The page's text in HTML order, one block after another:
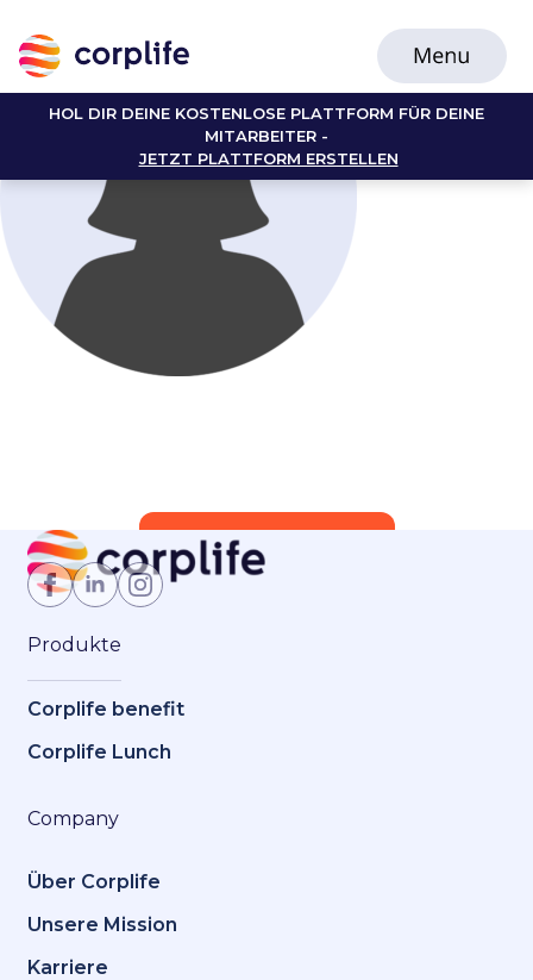
HOL DIR DEINE KOSTENLOSE PLATTFORM FÜR DEINE
MITARBEITER -
JETZT PLATTFORM ERSTELLEN
Jetzt Mitglied werden
Produkte
Corplife benefit
Corplife Lunch
Company
Über Corplife
Unsere Mission
Karriere